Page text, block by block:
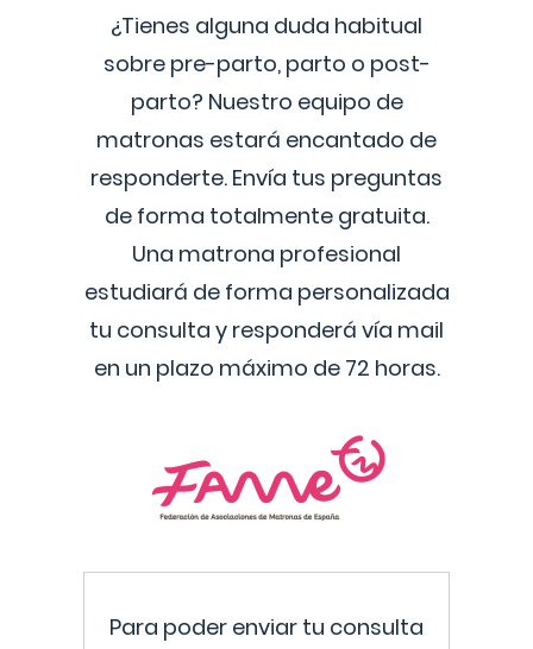
¿Tienes alguna duda habitual
sobre pre-parto, parto o post-
parto? Nuestro equipo de
matronas estará encantado de
responderte. Envía tus preguntas
de forma totalmente gratuita.
Una matrona profesional
estudiará de forma personalizada
tu consulta y responderá vía mail
en un plazo máximo de 72 horas.
Para poder enviar tu consulta